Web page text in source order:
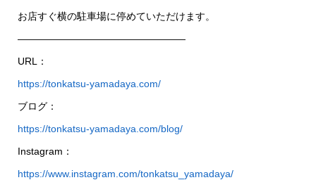
お店すぐ横の駐車場に停めていただけます。
—————————————————
URL：
https://tonkatsu-yamadaya.com/
ブログ：
https://tonkatsu-yamadaya.com/blog/
Instagram：
https://www.instagram.com/tonkatsu_yamadaya/